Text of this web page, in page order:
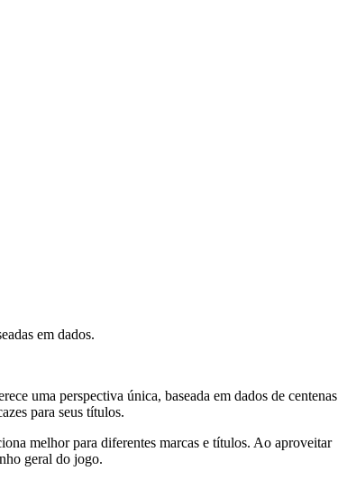
em dados.
uma perspectiva única, baseada em dados de centenas
para seus títulos.
melhor para diferentes marcas e títulos. Ao aproveitar
geral do jogo.